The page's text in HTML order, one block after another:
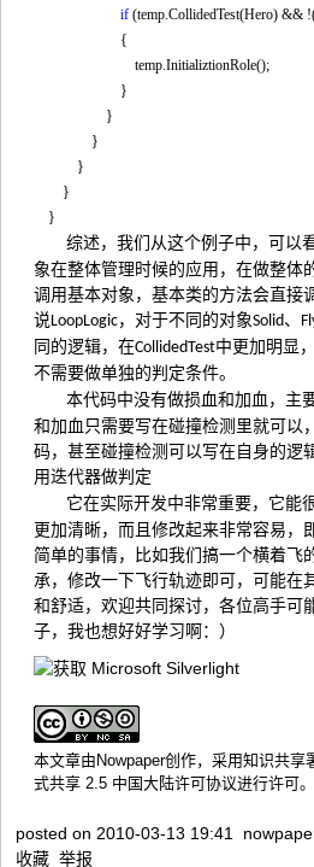
if (temp.CollidedTest(Hero) &&
{
temp.InitializtionRole();
}
}
}
}
}
}
综述，我们从这个例子中，可以
象在整体管理时候的应用，在做整体
调用基本对象，基本类的方法会直接
说LoopLogic，对于不同的对象Solid、
同的逻辑，在CollidedTest中更加明显
不需要做单独的判定条件。
本代码中没有做损血和加血，主
和加血只需要写在碰撞检测里就可以
码，甚至碰撞检测可以写在自身的逻
用迭代器做判定
它在实际开发中非常重要，它能
更加清晰，而且修改起来非常容易，
简单的事情，比如我们搞一个横着飞
承，修改一下飞行轨迹即可，可能在
和舒适，欢迎共同探讨，各位高手可
子，我也想好好学习啊：）
本文章由 Nowpaper创作，采用知识共享
式共享 2.5 中国大陆许可协议进行许可。
posted on 2010-03-13 19:41
收藏 举报